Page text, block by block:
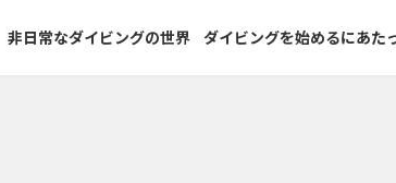
非日常なダイビングの世界 ダイビングを始めるにあた